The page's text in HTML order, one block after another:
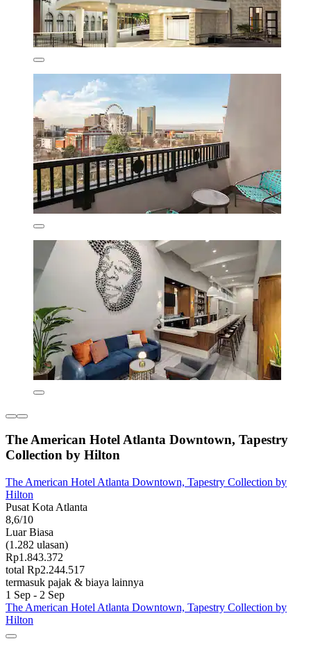
The American Hotel Atlanta Downtown, Tapestry
Collection by Hilton
The American Hotel Atlanta Downtown, Tapestry Collection by
Hilton
Pusat Kota Atlanta
8,6/10
Luar Biasa
(1.282 ulasan)
Rp1.843.372
total Rp2.244.517
termasuk pajak & biaya lainnya
1 Sep - 2 Sep
The American Hotel Atlanta Downtown, Tapestry Collection by
Hilton